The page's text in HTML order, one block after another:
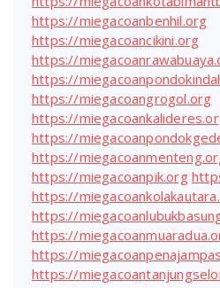
https://miegacoanbenhil.org
https://miegacoancikini.org
https://
https://
https://miegacoangrogol.org
https://
https://
https://
https://miegacoanpik.org
https://
https://
https://
https://
https://